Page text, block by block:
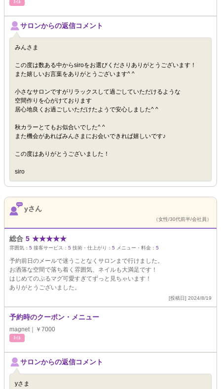
ﾈｲﾙ
サロンからの返信コメント
みんさま
この度は数ある中からsiroをお選びくださりありがとうございます！
また嬉しいお言葉をありがとうございます^ ^
小さなサロンですがリラックスして過ごしていただけるような
空間作りを心がけております
居心地良くお過ごしいただけたようで安心しました^ ^
秋カラーとてもお似合いでした^ ^
また機会があればみんさまにお会いできれば嬉しいです♪
この度はありがとうございました！
siro
yさん
（女性/30代前半/会社員）
総合 5 ★★★★★
雰囲気： 5 接客サービス： 5 技術・仕上がり： 5 メニュー・料金： 5
予約前日のメールで迷うことなくサロンまで行けました。
お洒落な空間で落ち着く雰囲気、ネイルも大満足です！
はじめてのぷるマグ可愛すぎてずっと見ちゃいます！
ありがとうございました。
[投稿日] 2024/8/19
予約時のクーポン・メニュー
magnet｜￥7000
ﾈｲﾙ
サロンからの返信コメント
yさま